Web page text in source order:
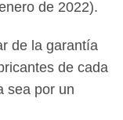
de 2022).
de la garantía
de cada
sea por un